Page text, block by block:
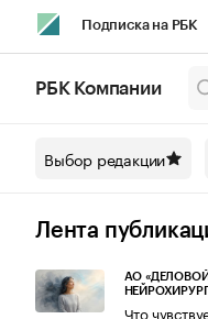
Подписка на РБК
Спецпроекты СПб
Технологии и
РБК Компании
Выбор редакции
Лента
АО
Что